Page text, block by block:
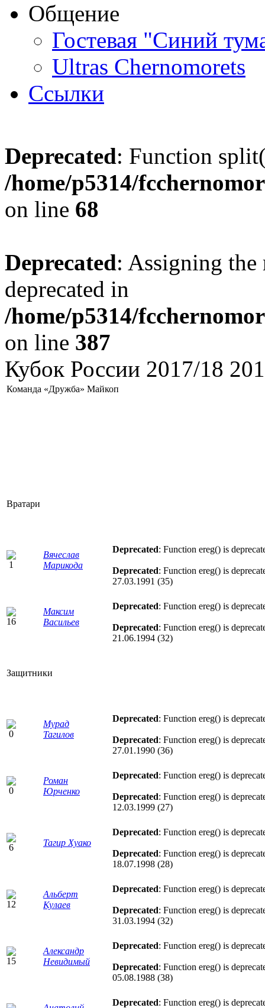
Общение
Гостевая "Синий
Ultras Chernomorets
Ссылки
Deprecated: Function
/home/p5314/
on line 68
Deprecated: Assigning the
deprecated in
/home/p5314/
on line 387
Кубок России 2017/18
Команда «Дружба» Майкоп
Вратари
Вячеслав
Марикода
Deprecated: Function ereg() is
Deprecated: Function ereg() is
27.03.1991 (35)
Максим
Васильев
Deprecated: Function ereg() is
Deprecated: Function ereg() is
21.06.1994 (32)
Защитники
Мурад
Тагилов
Deprecated: Function ereg() is
Deprecated: Function ereg() is
27.01.1990 (36)
Роман
Юрченко
Deprecated: Function ereg() is
Deprecated: Function ereg() is
12.03.1999 (27)
Тагир Хуако
Deprecated: Function ereg() is
Deprecated: Function ereg() is
18.07.1998 (28)
Альберт
Кулаев
Deprecated: Function ereg() is
Deprecated: Function ereg() is
31.03.1994 (32)
Александр
Невидимый
Deprecated: Function ereg() is
Deprecated: Function ereg() is
05.08.1988 (38)
Deprecated: Function ereg() is